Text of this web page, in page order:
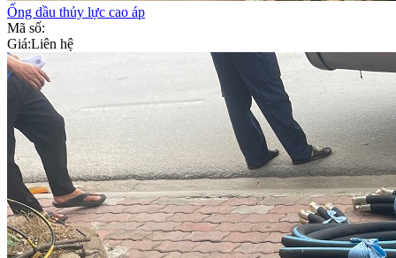
Ống dầu thủy lực cao áp
Mã số:
Giá:Liên hệ